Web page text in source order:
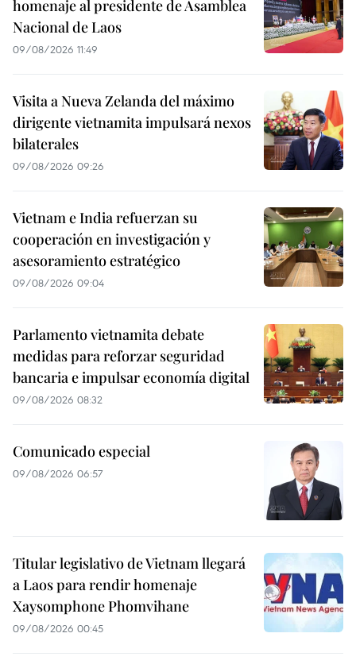
homenaje al presidente de Asamblea
Nacional de Laos
09/08/2026 11:49
Visita a Nueva Zelanda del máximo
dirigente vietnamita impulsará nexos
bilaterales
09/08/2026 09:26
Vietnam e India refuerzan su
cooperación en investigación y
asesoramiento estratégico
09/08/2026 09:04
Parlamento vietnamita debate
medidas para reforzar seguridad
bancaria e impulsar economía digital
09/08/2026 08:32
Comunicado especial
09/08/2026 06:57
Titular legislativo de Vietnam llegará
a Laos para rendir homenaje
Xaysomphone Phomvihane
09/08/2026 00:45